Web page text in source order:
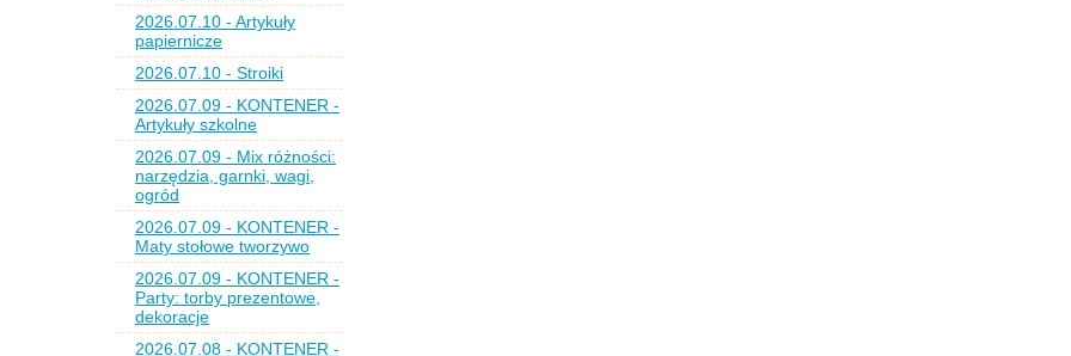
2026.07.10 - Artykuły
papiernicze
2026.07.10 - Stroiki
2026.07.09 - KONTENER -
Artykuły szkolne
2026.07.09 - Mix różności:
narzędzia, garnki, wagi,
ogród
2026.07.09 - KONTENER -
Maty stołowe tworzywo
2026.07.09 - KONTENER -
Party: torby prezentowe,
dekoracje
2026.07.08 - KONTENER -